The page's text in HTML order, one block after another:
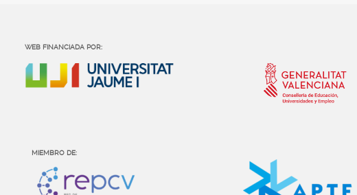
WEB FINANCIADA POR:
MIEMBRO DE: